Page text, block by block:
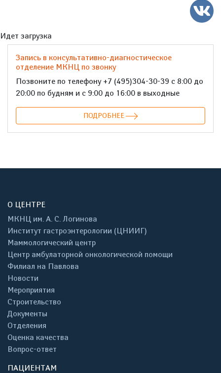
Идет загрузка
Запись в консультативно-диагностическое
отделение МКНЦ по звонку
Позвоните по телефону +7 (495)304-30-39 с 8:00 до
20:00 по будням и с 9:00 до 16:00 в выходные
ПОДРОБНЕЕ
О ЦЕНТРЕ
МКНЦ им. А. С. Логинова
Институт гастроэнтерологии (ЦНИИГ)
Маммологический центр
Центр амбулаторной онкологической помощи
Филиал на Павлова
Новости
Мероприятия
Строительство
Документы
Отделения
Оценка качества
Вопрос-ответ
ПАЦИЕНТАМ